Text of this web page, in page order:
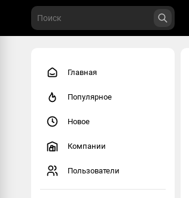
Главная
Популярное
Новое
Компании
Пользователи